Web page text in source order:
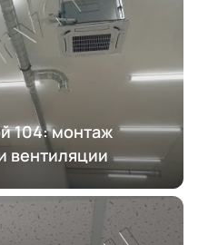
104: монтаж
вентиляции